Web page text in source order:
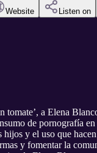
Website Listen on
tomate’, a Elena
de pornografía en
hijos y el uso que
y fomentar la